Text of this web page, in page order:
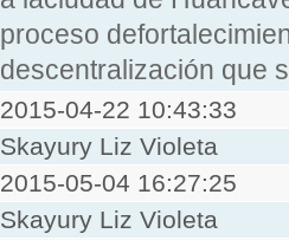
proceso
descentralización que
2015-04-22 10:43:33
Skayury Liz Violeta
2015-05-04 16:27:25
Skayury Liz Violeta